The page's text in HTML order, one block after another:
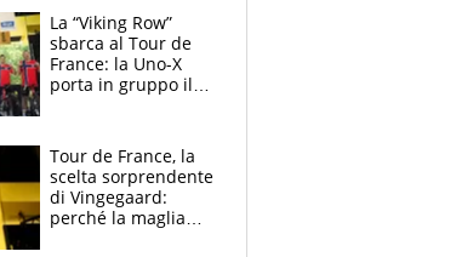
mirino
La “Viking Row”
sbarca al Tour de
France: la Uno-X
porta in gruppo il
compagni
Tour de France, la
scelta sorprendente
di Vingegaard:
perché la maglia